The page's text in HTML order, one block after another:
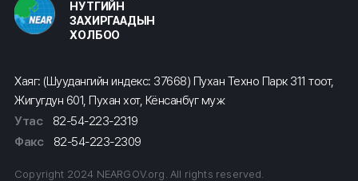
НУТГИЙН
ЗАХИРГААДЫН
ХОЛБОО
Хаяг: (Шуудангийн индекс: 37668) Пухан Техно Парк 311 тоот,
Жигугдун 601, Пухан хот, Кёнсанбүг муж
Утас
82-54-223-2319
Факс
82-54-223-2309
Copyright 2024 NEARGOV.org. All rights reserved.